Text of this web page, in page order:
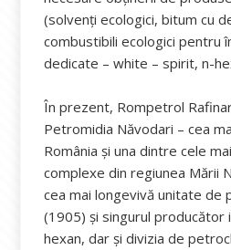
(solvenți ecologici, bitum cu
combustibili ecologici pentru
dedicate – white – spirit, n-
În prezent, Rompetrol
Petromidia Năvodari – cea
România și una dintre cele
complexe din regiunea Mării
cea mai longevivă unitate de
(1905) și singurul producător
hexan, dar și divizia de